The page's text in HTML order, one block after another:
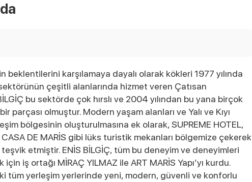
beklentilerini karşılamaya dayalı olarak kökleri 1977 yılında
çeşitli alanlarında hizmet veren Çatısan
bu sektörde çok hırslı ve 2004 yılından bu yana birçok
parçası olmuştur. Modern yaşam alanları ve Yalı ve Kıyı
bölgesinin oluşturulmasına ek olarak, SUPREME HOTEL,
CASA DE MARİS gibi lüks turistik mekanları bölgemize çekerek
etmiştir. ENİS BİLGİÇ, tüm bu deneyim ve deneyimleri
iş ortağı MİRAÇ YILMAZ ile ART MARİS Yapı’yı kurdu.
tüm yerleşim yerlerinde yeni, modern, güvenli ve konforlu